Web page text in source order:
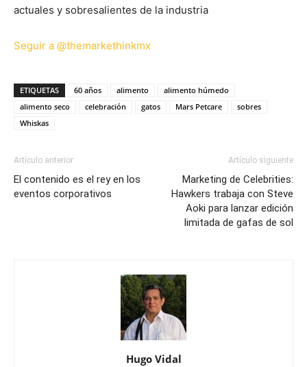
actuales y sobresalientes de la industria
Seguir a @themarkethinkmx
ETIQUETAS 60 años alimento
alimento húmedo
alimento seco
celebración gatos Mars Petcare
sobres
Whiskas
Artículo anterior
El contenido es el rey en los
eventos corporativos
Artículo siguiente
Marketing de Celebrities:
Hawkers trabaja con Steve
Aoki para lanzar edición
limitada de gafas de sol
Hugo Vidal